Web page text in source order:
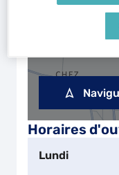
Horaires
Lundi